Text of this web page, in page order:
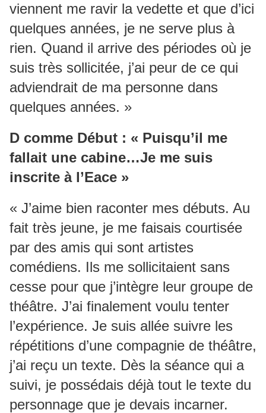
viennent me ravir la vedette et que d’ici
quelques années, je ne serve plus à
rien. Quand il arrive des périodes où je
suis très sollicitée, j’ai peur de ce qui
adviendrait de ma personne dans
quelques années. »
D comme Début : « Puisqu’il me
fallait une cabine…Je me suis
inscrite à l’Eace »
« J’aime bien raconter mes débuts. Au
fait très jeune, je me faisais courtisée
par des amis qui sont artistes
comédiens. Ils me sollicitaient sans
cesse pour que j’intègre leur groupe de
théâtre. J’ai finalement voulu tenter
l’expérience. Je suis allée suivre les
répétitions d’une compagnie de théâtre,
j’ai reçu un texte. Dès la séance qui a
suivi, je possédais déjà tout le texte du
personnage que je devais incarner.